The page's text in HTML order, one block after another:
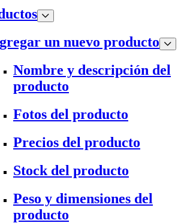
un nuevo producto
Nombre y descripción del
producto
Fotos del producto
Precios del producto
Stock del producto
Peso y dimensiones del
producto